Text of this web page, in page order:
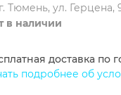
г. Тюмень, ул. Герцена,
в наличии
доставка по
подробнее об